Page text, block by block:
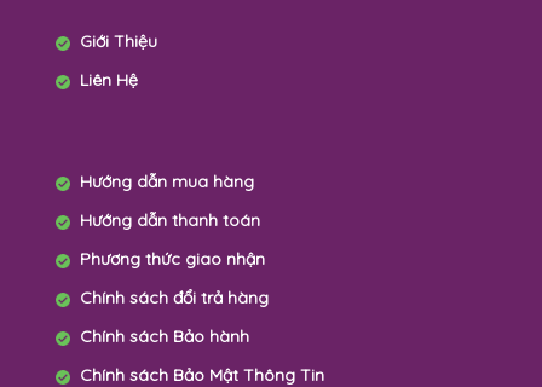
Giới Thiệu
Liên Hệ
Hướng dẫn mua hàng
Hướng dẫn thanh toán
Phương thức giao nhận
Chính sách đổi trả hàng
Chính sách Bảo hành
Chính sách Bảo Mật Thông Tin